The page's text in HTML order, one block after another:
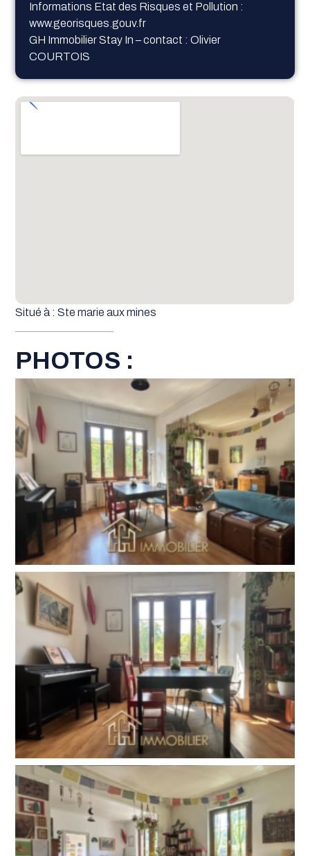
Informations Etat des Risques et Pollution :
www.georisques.gouv.fr
GH Immobilier Stay In – contact : Olivier
COURTOIS
Situé à : Ste marie aux mines
PHOTOS :